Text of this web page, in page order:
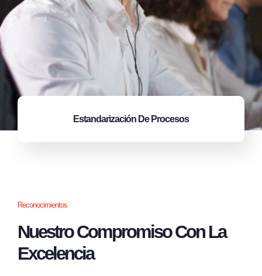
Estandarización De Procesos
Reconocimientos
Nuestro Compromiso Con La
Excelencia